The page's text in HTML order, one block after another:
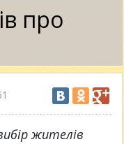
про
жителів